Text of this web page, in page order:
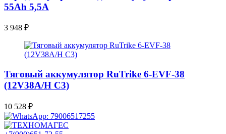
55Ah 5,5A
3 948 ₽
Тяговый аккумулятор RuTrike 6-EVF-38
(12V38A/H C3)
10 528 ₽